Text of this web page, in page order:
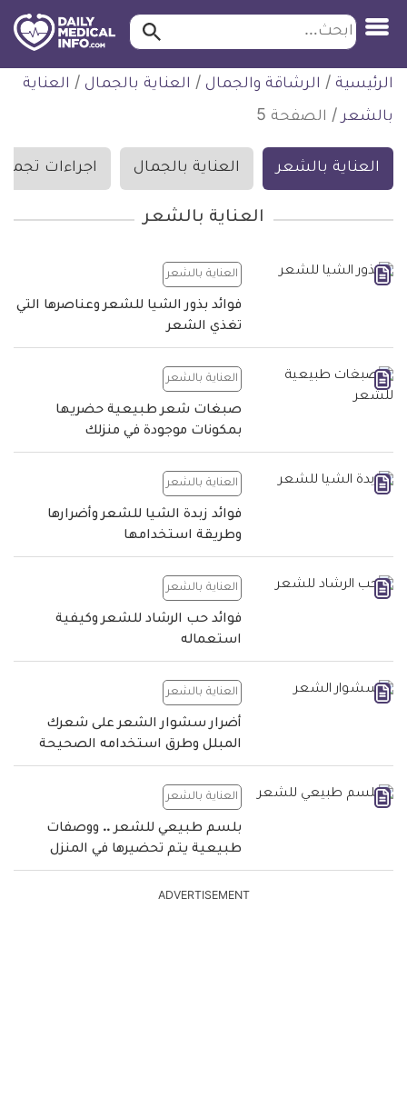
التخطي
للمحتوى
طبية
ابحث ابحث…
الرئيسية / الرشاقة والجمال / العناية بالجمال / العناية
بالشعر/ الصفحة 5
العناية بالشعر العناية بالجمال اجراءات
العناية بالشعر
العناية بالشعر
فوائد بذور الشيا للشعر وعناصرها التي
تغذي الشعر
العناية بالشعر
صبغات شعر طبيعية حضريها
بمكونات موجودة في منزلك
العناية بالشعر
فوائد زبدة الشيا للشعر وأضرارها
وطريقة استخدامها
العناية بالشعر
فوائد حب الرشاد للشعر وكيفية
استعماله
العناية بالشعر
أضرار سشوار الشعر على شعرك
المبلل وطرق استخدامه الصحيحة
العناية بالشعر
بلسم طبيعي للشعر .. ووصفات
طبيعية يتم تحضيرها في المنزل
ADVERTISEMENT